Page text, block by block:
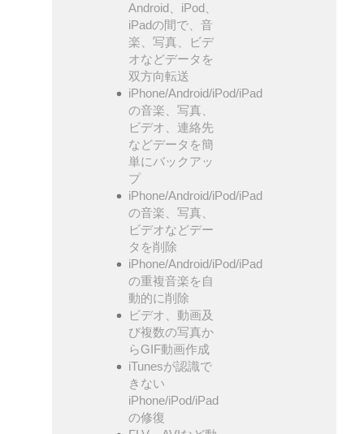
Android、iPod、
iPadの間で、音
楽、写真、ビデ
オなどデータを
双方向転送
iPhone/Android/iPod/iPad
の音楽、写真、
ビデオ、連絡先
などデータを簡
単にバックアッ
プ
iPhone/Android/iPod/iPad
の音楽、写真、
ビデオなどデー
タを削除
iPhone/Android/iPod/iPad
の重複音楽を自
動的に削除
ビデオ、動画及
び複数の写真か
らGIF動画作成
iTunesが認識で
きない
iPhone/iPod/iPad
の修復